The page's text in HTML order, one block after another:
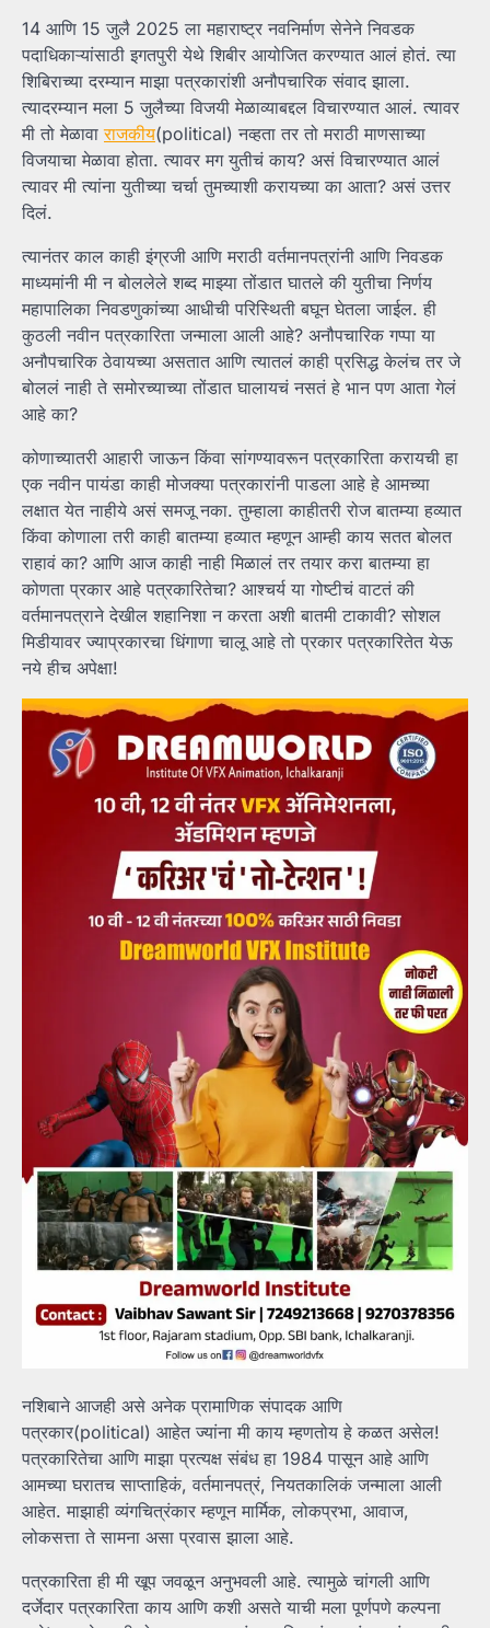
14 आणि 15 जुलै 2025 ला महाराष्ट्र नवनिर्माण सेनेने निवडक
पदाधिकाऱ्यांसाठी इगतपुरी येथे शिबीर आयोजित करण्यात आलं होतं. त्या
शिबिराच्या दरम्यान माझा पत्रकारांशी अनौपचारिक संवाद झाला.
त्यादरम्यान मला 5 जुलैच्या विजयी मेळाव्याबद्दल विचारण्यात आलं. त्यावर
मी तो मेळावाराजकीय(political) नव्हता तर तो मराठी माणसाच्या
विजयाचा मेळावा होता. त्यावर मग युतीचं काय? असं विचारण्यात आलं
त्यावर मी त्यांना युतीच्या चर्चा तुमच्याशी करायच्या का आता? असं उत्तर
दिलं.
त्यानंतर काल काही इंग्रजी आणि मराठी वर्तमानपत्रांनी आणि निवडक
माध्यमांनी मी न बोललेले शब्द माझ्या तोंडात घातले की युतीचा निर्णय
महापालिका निवडणुकांच्या आधीची परिस्थिती बघून घेतला जाईल. ही
कुठली नवीन पत्रकारिता जन्माला आली आहे? अनौपचारिक गप्पा या
अनौपचारिक ठेवायच्या असतात आणि त्यातलं काही प्रसिद्ध केलंच तर जे
बोललं नाही ते समोरच्याच्या तोंडात घालायचं नसतं हे भान पण आता गेलं
आहे का?
कोणाच्यातरी आहारी जाऊन किंवा सांगण्यावरून पत्रकारिता करायची हा
एक नवीन पायंडा काही मोजक्या पत्रकारांनी पाडला आहे हे आमच्या
लक्षात येत नाहीये असं समजू नका. तुम्हाला काहीतरी रोज बातम्या हव्यात
किंवा कोणाला तरी काही बातम्या हव्यात म्हणून आम्ही काय सतत बोलत
राहावं का? आणि आज काही नाही मिळालं तर तयार करा बातम्या हा
कोणता प्रकार आहे पत्रकारितेचा? आश्चर्य या गोष्टीचं वाटतं की
वर्तमानपत्राने देखील शहानिशा न करता अशी बातमी टाकावी? सोशल
मिडीयावर ज्याप्रकारचा धिंगाणा चालू आहे तो प्रकार पत्रकारितेत येऊ
नये हीच अपेक्षा!
नशिबाने आजही असे अनेक प्रामाणिक संपादक आणि
पत्रकार(political) आहेत ज्यांना मी काय म्हणतोय हे कळत असेल!
पत्रकारितेचा आणि माझा प्रत्यक्ष संबंध हा 1984 पासून आहे आणि
आमच्या घरातच साप्ताहिकं, वर्तमानपत्रं, नियतकालिकं जन्माला आली
आहेत. माझाही व्यंगचित्रंकार म्हणून मार्मिक, लोकप्रभा, आवाज,
लोकसत्ता ते सामना असा प्रवास झाला आहे.
पत्रकारिता ही मी खूप जवळून अनुभवली आहे. त्यामुळे चांगली आणि
दर्जेदार पत्रकारिता काय आणि कशी असते याची मला पूर्णपणे कल्पना